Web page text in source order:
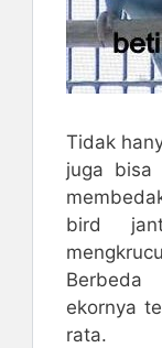
Tidak
juga bisa
bird
ekornya
rata.